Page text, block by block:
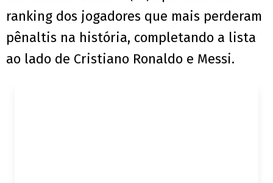
ranking dos jogadores que mais perderam
pênaltis na história, completando a lista
ao lado de Cristiano Ronaldo e Messi.